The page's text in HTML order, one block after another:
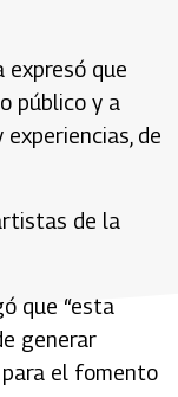
expresó que
público y a
de
de la
que “esta
generar
el fomento